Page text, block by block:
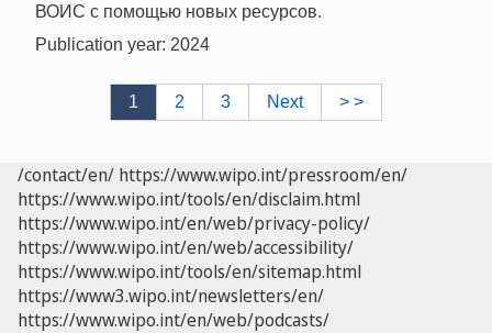
ВОИС с помощью новых ресурсов.
Publication year: 2024
1 2 3 Next > >
/contact/en/ https://www.wipo.int/pressroom/en/
https://www.wipo.int/tools/en/disclaim.html
https://www.wipo.int/en/web/privacy-policy/
https://www.wipo.int/en/web/accessibility/
https://www.wipo.int/tools/en/sitemap.html
https://www3.wipo.int/newsletters/en/
https://www.wipo.int/en/web/podcasts/